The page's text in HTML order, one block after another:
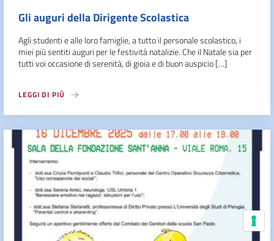
Gli auguri della Dirigente Scolastica
Agli studenti e alle loro famiglie, a tutto il personale scolastico, i
miei più sentiti auguri per le festività natalizie. Che il Natale sia per
tutti voi occasione di serenità, di gioia e di buon auspicio […]
LEGGI DI PIÙ
Le